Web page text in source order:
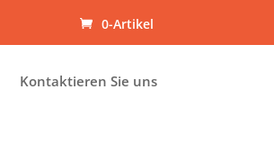
0-Artikel
Kontaktieren Sie uns